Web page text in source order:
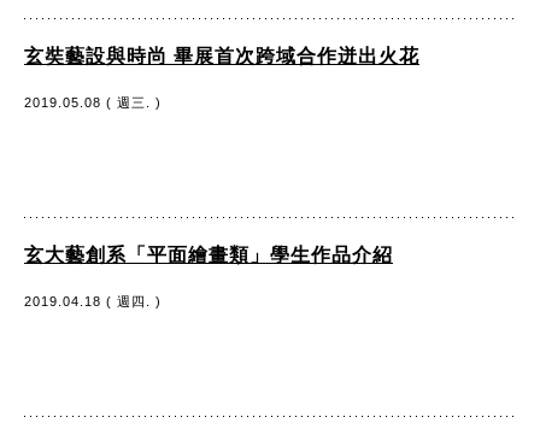
玄奘藝設與時尚 畢展首次跨域合作迸出火花
2019.05.08 ( 週三. )
玄大藝創系「平面繪畫類」學生作品介紹
2019.04.18 ( 週四. )